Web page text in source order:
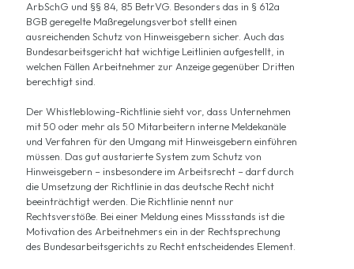
ArbSchG und §§ 84, 85 BetrVG. Besonders das in § 612a
BGB geregelte Maßregelungsverbot stellt einen
ausreichenden Schutz von Hinweisgebern sicher. Auch das
Bundesarbeitsgericht hat wichtige Leitlinien aufgestellt, in
welchen Fällen Arbeitnehmer zur Anzeige gegenüber Dritten
berechtigt sind.
Der Whistleblowing-Richtlinie sieht vor, dass Unternehmen
mit 50 oder mehr als 50 Mitarbeitern interne Meldekanäle
und Verfahren für den Umgang mit Hinweisgebern einführen
müssen. Das gut austarierte System zum Schutz von
Hinweisgebern – insbesondere im Arbeitsrecht – darf durch
die Umsetzung der Richtlinie in das deutsche Recht nicht
beeinträchtigt werden. Die Richtlinie nennt nur
Rechtsverstöße. Bei einer Meldung eines Missstands ist die
Motivation des Arbeitnehmers ein in der Rechtsprechung
des Bundesarbeitsgerichts zu Recht entscheidendes Element.